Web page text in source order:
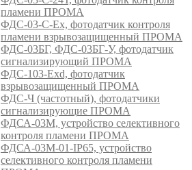
пламени ПРОМА
ФДС-03-С-Ex, фотодатчик контроля
пламени взрывозащищенный ПРОМА
ФДС-03БГ, ФДС-03БГ-У, фотодатчик
сигнализирующий ПРОМА
ФДС-103-Ехd, фотодатчик
взрывозащищенный ПРОМА
ФДС-Ч (частотный), фотодатчики
сигнализирующие ПРОМА
ФДСА-03М, устройство селективного
контроля пламени ПРОМА
ФДСА-03М-01-IP65, устройство
селективного контроля пламени